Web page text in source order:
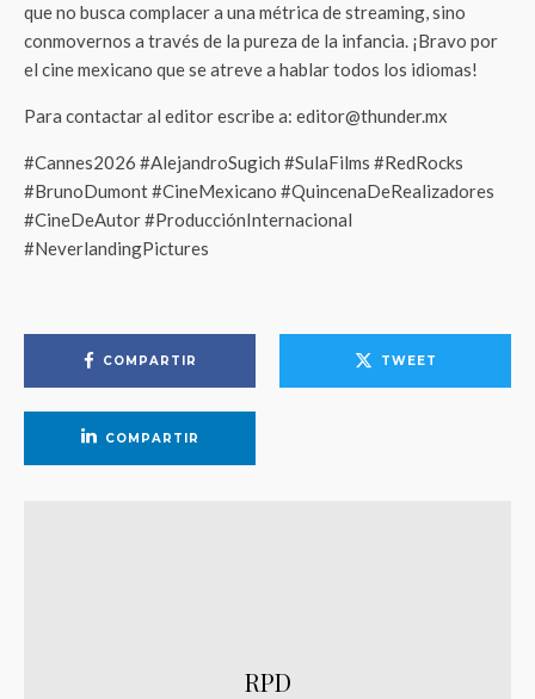
que no busca complacer a una métrica de streaming, sino
conmovernos a través de la pureza de la infancia. ¡Bravo por
el cine mexicano que se atreve a hablar todos los idiomas!
Para contactar al editor escribe a: editor@thunder.mx
#Cannes2026 #AlejandroSugich #SulaFilms #RedRocks
#BrunoDumont #CineMexicano #QuincenaDeRealizadores
#CineDeAutor #ProducciónInternacional
#NeverlandingPictures
COMPARTIR TWEET
COMPARTIR
RPD